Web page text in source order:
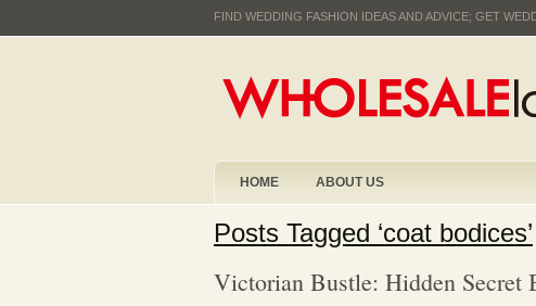
FIND WEDDING FASHION IDEAS AND ADVICE; GET
HOME ABOUT US
Posts Tagged ‘coat bodices’
Victorian Bustle: Hidden Secret